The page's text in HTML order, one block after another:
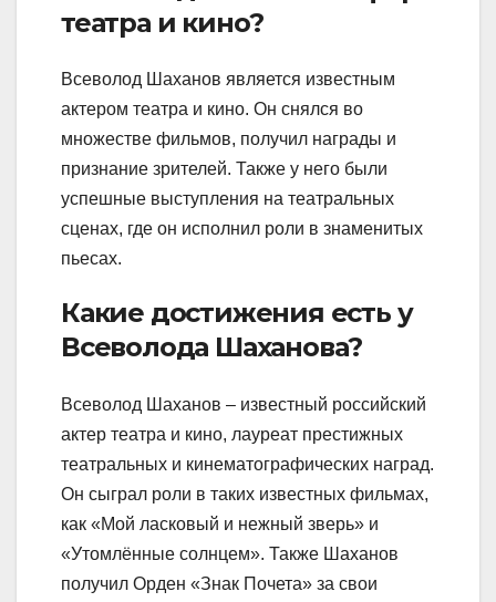
театра и кино?
Всеволод Шаханов является известным
актером театра и кино. Он снялся во
множестве фильмов, получил награды и
признание зрителей. Также у него были
успешные выступления на театральных
сценах, где он исполнил роли в знаменитых
пьесах.
Какие достижения есть у
Всеволода Шаханова?
Всеволод Шаханов – известный российский
актер театра и кино, лауреат престижных
театральных и кинематографических наград.
Он сыграл роли в таких известных фильмах,
как «Мой ласковый и нежный зверь» и
«Утомлённые солнцем». Также Шаханов
получил Орден «Знак Почета» за свои